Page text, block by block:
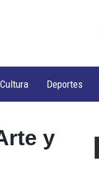
Cultura Deportes
y